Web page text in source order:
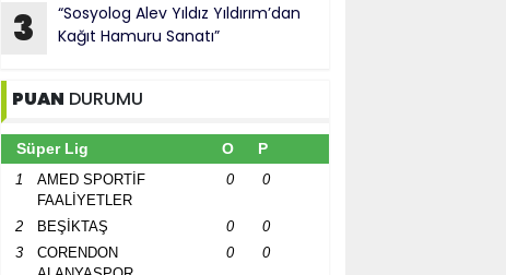
3
“Sosyolog Alev Yıldız Yıldırım’dan
Kağıt Hamuru Sanatı”
PUAN DURUMU
Süper Lig O P
1
AMED SPORTİF
FAALİYETLER
0 0
2 BEŞİKTAŞ 0
0
3
CORENDON
0 0